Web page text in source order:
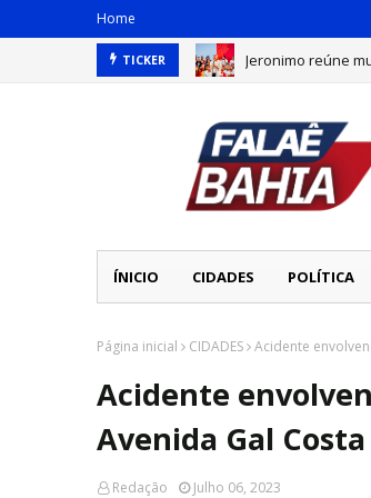
Home
TICKER Jeronimo reúne
ÍNICIO CIDADES POLÍTICA
Página inicial CIDADES Acidente
Acidente
Avenida Gal
Redação Julho 06, 2023